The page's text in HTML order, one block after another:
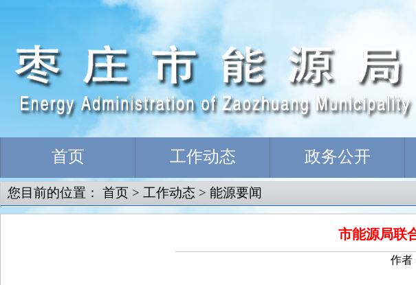
首页 工作动态 政务公开
您目前的位置： 首页 > 工作动态 > 能源要闻
市能源局联
作者